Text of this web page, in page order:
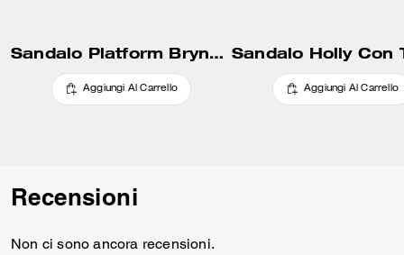
Sandalo Platform Brynn con Patchwork
Aggiungi Al Carrello Aggiungi Al Carrello
Recensioni
Non ci sono ancora recensioni.